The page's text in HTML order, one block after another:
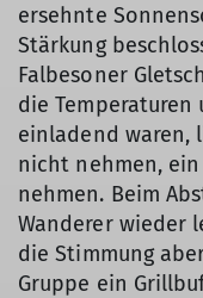
ersehnte
Stärkung
Falbesoner
die Temperaturen
einladend waren,
nicht nehmen, ein
nehmen. Beim
Wanderer wieder
die Stimmung
Gruppe ein